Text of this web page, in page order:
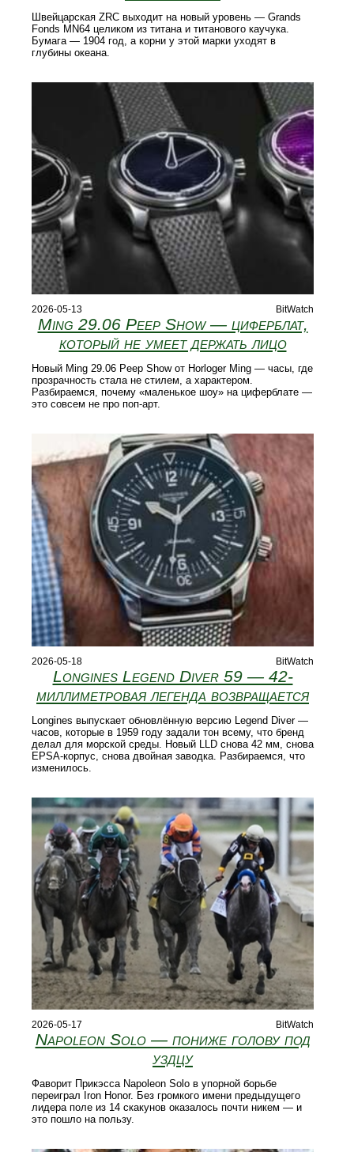
Швейцарская ZRC выходит на новый уровень — Grands
Fonds MN64 целиком из титана и титанового каучука.
Бумага — 1904 год, а корни у этой марки уходят в
глубины океана.
2026-05-13 BitWatch
Ming 29.06 Peep Show — циферблат,
который не умеет держать лицо
Новый Ming 29.06 Peep Show от Horloger Ming — часы, где
прозрачность стала не стилем, а характером.
Разбираемся, почему «маленькое шоу» на циферблате —
это совсем не про поп-арт.
2026-05-18 BitWatch
Longines Legend Diver 59 — 42-
миллиметровая легенда возвращается
Longines выпускает обновлённую версию Legend Diver —
часов, которые в 1959 году задали тон всему, что бренд
делал для морской среды. Новый LLD снова 42 мм, снова
EPSA-корпус, снова двойная заводка. Разбираемся, что
изменилось.
2026-05-17 BitWatch
Napoleon Solo — пониже голову под
уздцу
Фаворит Прикэсса Napoleon Solo в упорной борьбе
переиграл Iron Honor. Без громкого имени предыдущего
лидера поле из 14 скакунов оказалось почти никем — и
это пошло на пользу.